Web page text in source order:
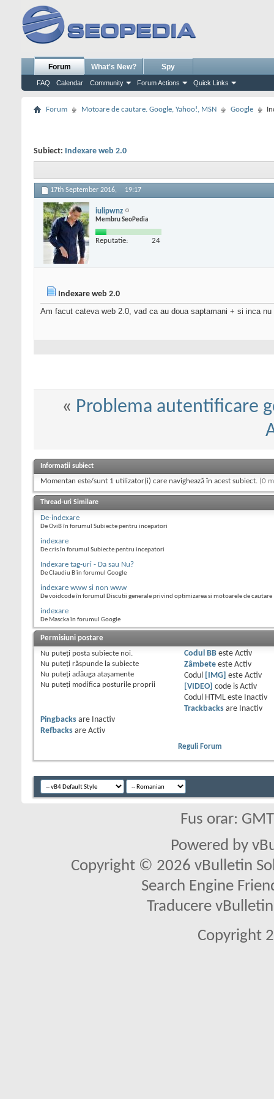
Forum
FAQ Calendar Community Forum Actions Quick Links
What's New? Spy
Forum Motoare de cautare. Google, Yahoo!, MSN Google
Subiect: Indexare web 2.0
17th September 2016, 19:17
iulipwnz
Membru SeoPedia
Reputatie: 24
Indexare web 2.0
Am facut cateva web 2.0, vad ca au doua saptamani + si inca
« Problema autentificare
Informații subiect
Momentan este/sunt 1 utilizator(i) care navighează în acest subiect. (0
Thread-uri Similare
De-indexare
De OviB în forumul Subiecte pentru incepatori
indexare
De cris în forumul Subiecte pentru incepatori
Indexare tag-uri - Da sau Nu?
De Claudiu B în forumul Google
indexare www si non www
De voidcode în forumul Discutii generale privind optimizarea si motoarele de cautare
indexare
De Mascka în forumul Google
Permisiuni postare
Nu puteţi posta subiecte noi.
Nu puteţi răspunde la subiecte
Nu puteţi adăuga ataşamente
Nu puteţi modifica posturile proprii
Codul BBeste Activ
Zâmbeteeste Activ
Codul
[IMG] este Activ
[VIDEO]
code is Activ
Codul HTML este
Inactiv
Trackbacksare
Inactiv
Pingbacks are
Inactiv
Refbacks are Activ
Reguli Forum
Fus orar:
Powered by
Copyright © 2026 vBulletin
Search Engine
Traducere
Copyright